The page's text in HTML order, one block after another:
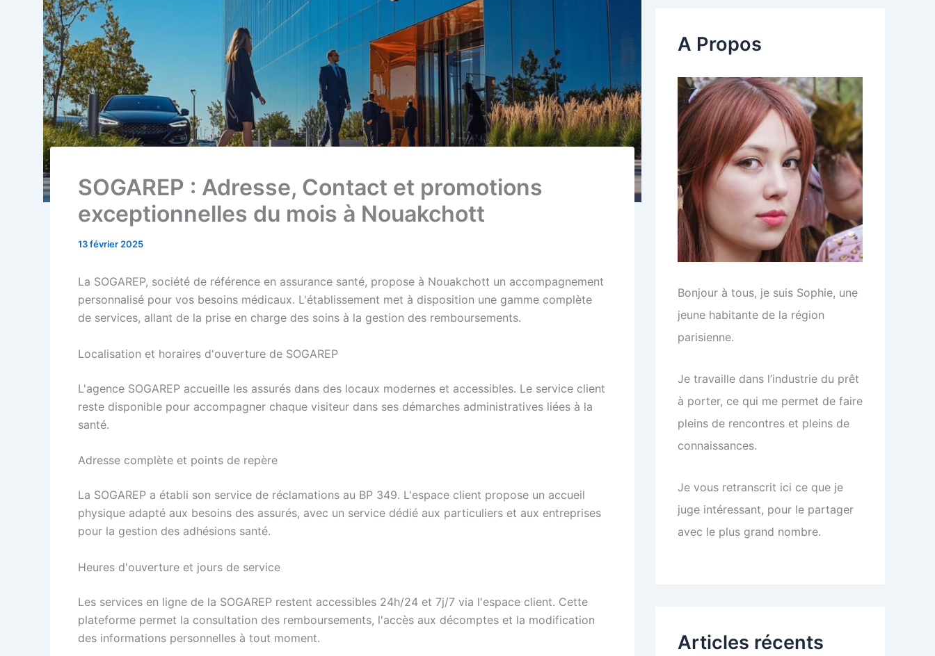
SOGAREP : Adresse, Contact et promotions
exceptionnelles du mois à Nouakchott
13 février 2025
La SOGAREP, société de référence en assurance santé, propose à Nouakchott un accompagnement
personnalisé pour vos besoins médicaux. L'établissement met à disposition une gamme complète
de services, allant de la prise en charge des soins à la gestion des remboursements.
Localisation et horaires d'ouverture de SOGAREP
L'agence SOGAREP accueille les assurés dans des locaux modernes et accessibles. Le service client
reste disponible pour accompagner chaque visiteur dans ses démarches administratives liées à la
santé.
Adresse complète et points de repère
La SOGAREP a établi son service de réclamations au BP 349. L'espace client propose un accueil
physique adapté aux besoins des assurés, avec un service dédié aux particuliers et aux entreprises
pour la gestion des adhésions santé.
Heures d'ouverture et jours de service
Les services en ligne de la SOGAREP restent accessibles 24h/24 et 7j/7 via l'espace client. Cette
plateforme permet la consultation des remboursements, l'accès aux décomptes et la modification
des informations personnelles à tout moment.
h
e
A Propos
Bonjour à tous, je suis Sophie, une
jeune habitante de la région
parisienne.
Je travaille dans l’industrie du prêt
à porter, ce qui me permet de faire
pleins de rencontres et pleins de
connaissances.
Je vous retranscrit ici ce que je
juge intéressant, pour le partager
avec le plus grand nombre.
Articles récents